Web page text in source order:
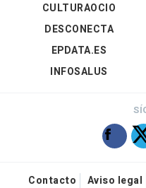
CULTURAOCIO
DESCONECTA
EPDATA.ES
INFOSALUS
Contacto Aviso legal